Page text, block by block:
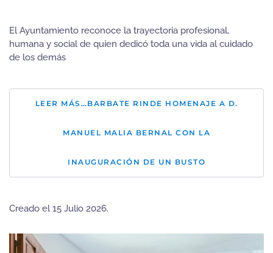
El Ayuntamiento reconoce la trayectoria profesional,
humana y social de quien dedicó toda una vida al cuidado
de los demás
LEER MÁS…BARBATE RINDE HOMENAJE A D.
MANUEL MALIA BERNAL CON LA
INAUGURACIÓN DE UN BUSTO
Creado el15 Julio 2026.